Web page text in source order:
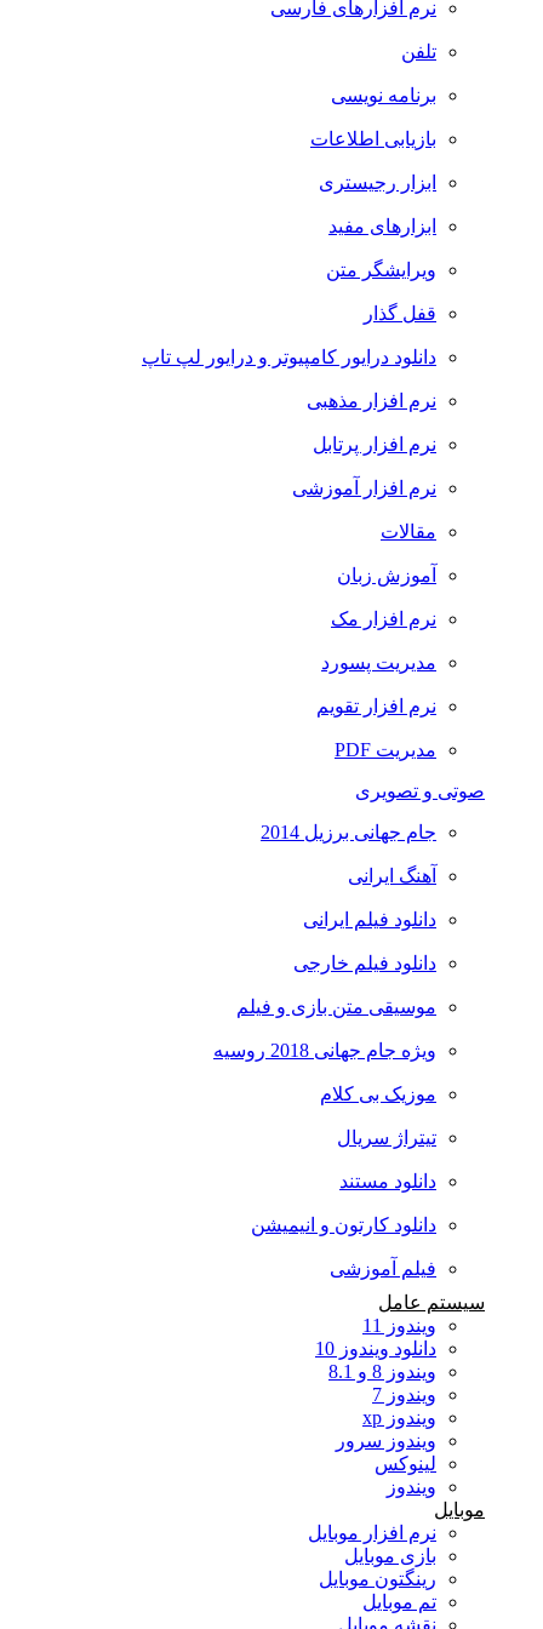
نرم افزارهای فارسی
تلفن
برنامه نویسی
بازیابی اطلاعات
ابزار رجیستری
ابزارهای مفید
ویرایشگر متن
قفل گذار
دانلود درایور کامپیوتر و درایور لپ تاپ
نرم افزار مذهبی
نرم افزار پرتابل
نرم افزار آموزشی
مقالات
آموزش زبان
نرم افزار مک
مدیریت پسورد
نرم افزار تقویم
مدیریت PDF
صوتی و تصویری
جام جهانی برزیل 2014
آهنگ ایرانی
دانلود فیلم ایرانی
دانلود فیلم خارجی
موسیقی متن بازی و فیلم
ویژه جام جهانی 2018 روسیه
موزیک بی کلام
تیتراژ سریال
دانلود مستند
دانلود کارتون و انیمیشن
فیلم آموزشی
سیستم عامل
ویندوز 11
دانلود ویندوز 10
ویندوز 8 و 8.1
ویندوز 7
ویندوز xp
ویندوز سرور
لینوکس
ویندوز
موبایل
نرم افزار موبایل
بازی موبایل
رینگتون موبایل
تم موبایل
نقشه موبایل